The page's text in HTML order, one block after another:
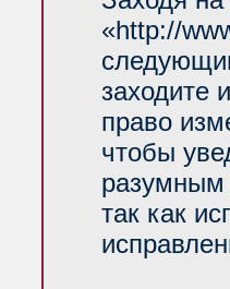
«http://
заходите
право
чтобы
разумным
так как